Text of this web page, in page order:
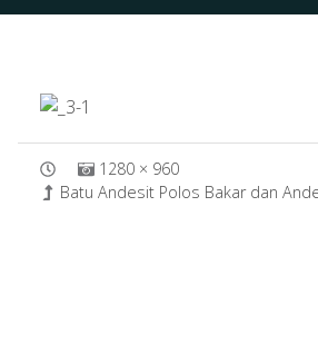
1280 × 960
Batu Andesit Polos Bakar dan